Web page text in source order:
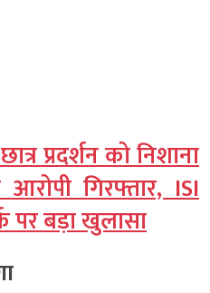
प्रदर्शन को निशाना
गिरफ्तार, ISI
पर बड़ा खुलासा